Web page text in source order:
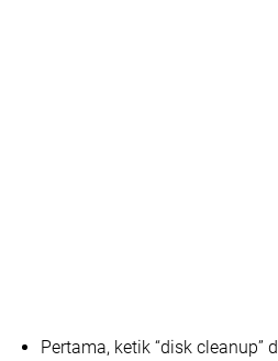
Pertama, ketik “disk cleanup”